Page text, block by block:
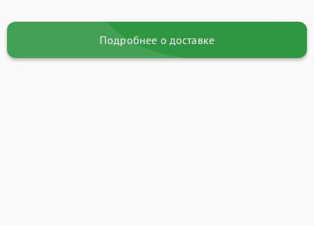
Подробнее о доставке